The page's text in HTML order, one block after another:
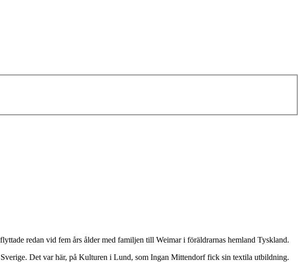
redan vid fem års ålder med familjen till Weimar i föräldrarnas hemland Tyskland.
Det var här, på Kulturen i Lund, som Ingan Mittendorf fick sin textila utbildning.